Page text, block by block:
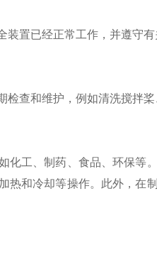
置已经正常工作，并遵守有
和维护，例如清洗搅拌桨
工、制药、食品、环保等
热和冷却等操作。此外，